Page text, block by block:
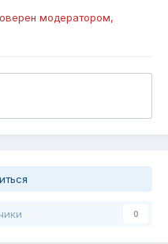
модератором,
0